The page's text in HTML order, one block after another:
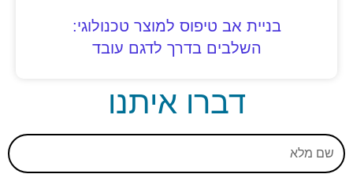
בניית אב טיפוס למוצר טכנולוגי:
השלבים בדרך לדגם עובד
דברו איתנו
שם
מלא